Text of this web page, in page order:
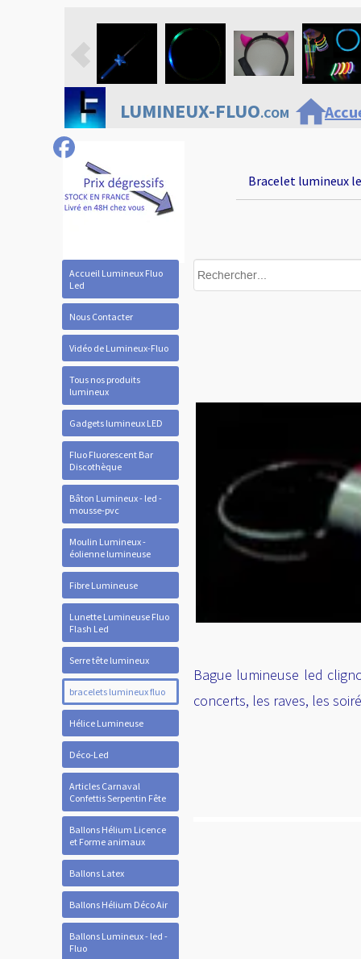
Accueil Lumineux Fluo
Led
Nous Contacter
Vidéo de Lumineux-Fluo
Tous nos produits
lumineux
Gadgets lumineux LED
Fluo Fluorescent Bar
Discothèque
Bâton Lumineux - led -
mousse-pvc
Moulin Lumineux -
éolienne lumineuse
Fibre Lumineuse
Lunette Lumineuse Fluo
Flash Led
Serre tête lumineux
bracelets lumineux fluo
Hélice Lumineuse
Déco-Led
Articles Carnaval
Confettis Serpentin Fête
Ballons Hélium Licence
et Forme animaux
Ballons Latex
Ballons Hélium Déco Air
Ballons Lumineux - led -
Fluo
LUMINEUX-FLUO.COMhome
Bracelet lumineux
Bague lumineuse led
concerts, les raves, les